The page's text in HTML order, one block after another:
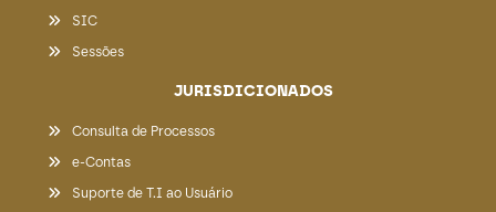
SIC
Sessões
JURISDICIONADOS
Consulta de Processos
e-Contas
Suporte de T.I ao Usuário